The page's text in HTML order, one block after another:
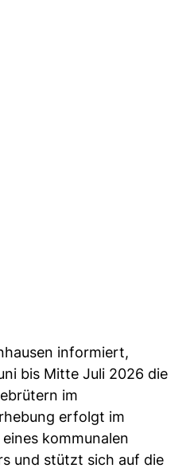
informiert,
bis Mitte Juli 2026 die
im
erfolgt im
kommunalen
und stützt sich auf die